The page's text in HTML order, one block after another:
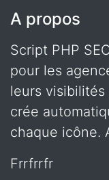
A propos
Script PHP SEO, générateur d'icônes, idéal
pour les
leurs
crée
chaque icône.
frrfrrfr